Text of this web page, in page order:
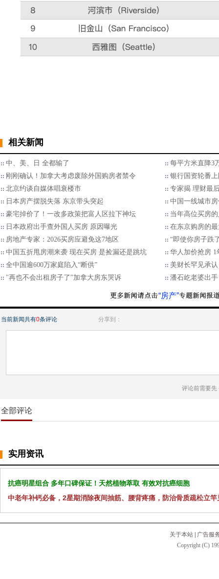
相关新闻
中、美、日 全都输了
每平方米直降3
刚刚确认！加拿大考虑废除外国购房者禁令
银行国资轮番
北京约谈自媒体唱衰楼市
专家揭 理财最
日本房产摆脱失落 东京带头突起
中国一线城市
豪宅掉价了！一改多政策把富人区拉下神坛
当年高位买房
日本政府出手查外国人买房 原因曝光
在东京购房的
房地产专家：2026买房应避免这7地区
“即使你房子跌
中国五折甩房潮来袭 现在买房 是捡漏还是跳坑
华人加价抢房 1
全中国逾600万家庭陷入“断供”
美财长罕见承
"再也不会出租房子了"加拿大房东哭诉
潘石屹老婆出
“房产”
当前新闻共有0条评论 分享到：
评论前需要先
全部评论
实用资讯
抗癌明星组合 多年口碑保证！天然植物萃取 有效对抗癌细胞
中老年补钙必备，2星期消除夜间抽筋、腰背疼痛，防治骨质疏松立竿
关于本站
广告服
Copyright (C)